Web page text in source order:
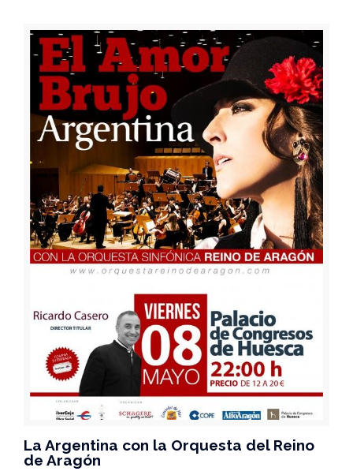
La Argentina con la Orquesta del Reino
de Aragón